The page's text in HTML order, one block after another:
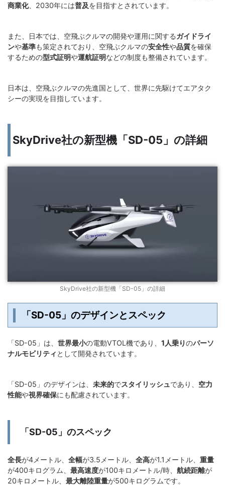
商業化、2030年には普及を目指すとされています。
また、日本では、空飛ぶクルマの開発や運用に関するガイドライ
ンや基準も策定されており、空飛ぶクルマの安全性や品質を確保
するための型式証明や運航証明などの制度も整備されています。
日本は、空飛ぶクルマの先進国として、世界に先駆けてエアタク
シーの実現を目指しています。
SkyDrive社の新型機「SD-05」の詳細
SkyDrive社の新型機「SD-05」の詳細
「SD-05」のデザインとスペック
「SD-05」は、 世界最小の電動VTOL機であり、 1人乗りのパーソ
ナルモビリティ として開発されています。
「SD-05」のデザインは、 未来的でスタイリッシュであり、 空力
性能や視界確保にも配慮されています。
「SD-05」のスペック
全長が4メートル、 全幅が3.5メートル、 全高が1.1メートル、 重量
が400キログラム、 最高速度が100キロメートル/時、 航続距離が
20キロメートル、 最大離陸重量が500キログラムです。